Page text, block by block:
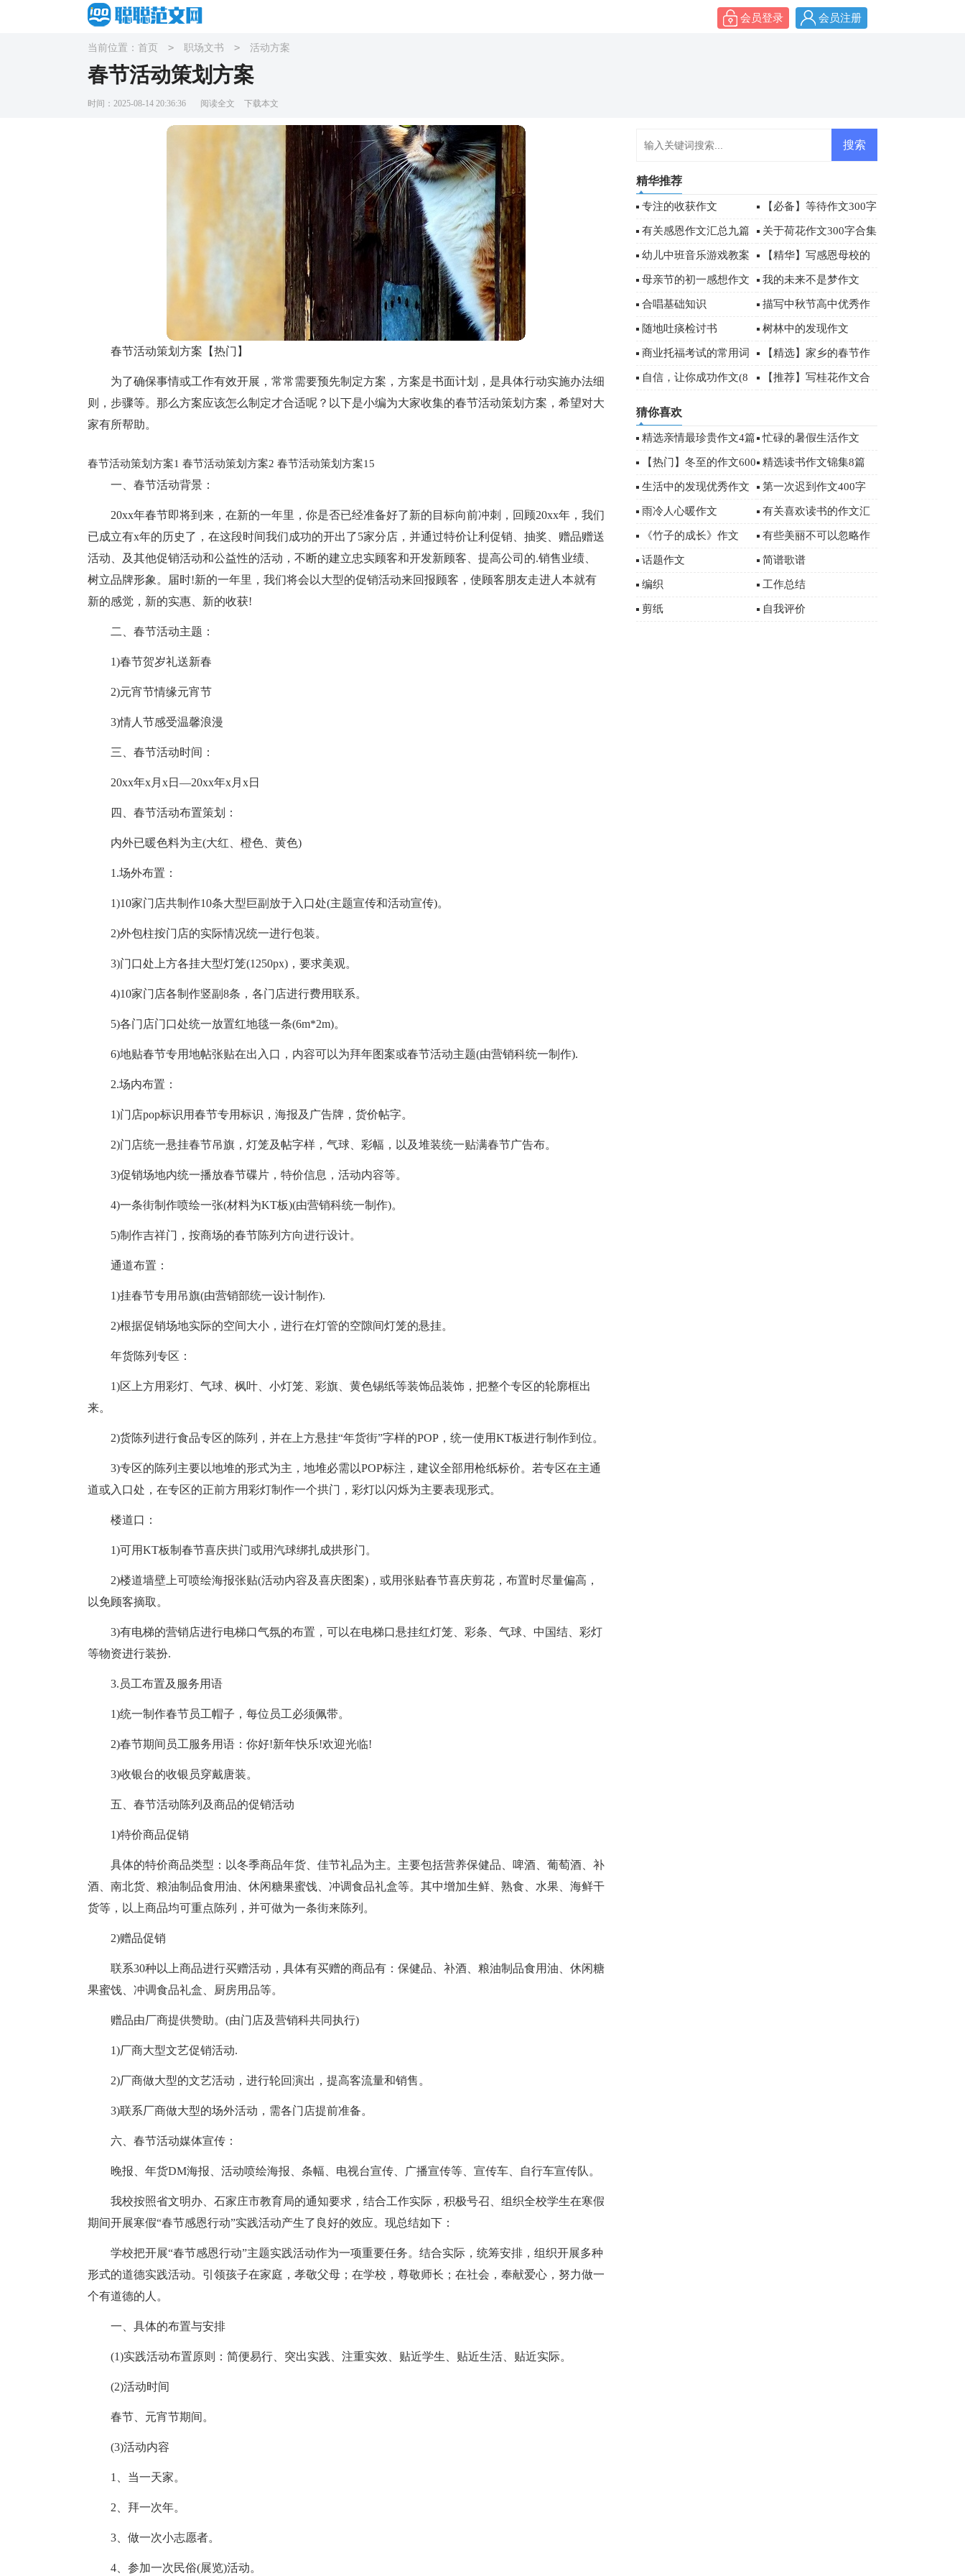
会员登录 会员注册
当前位置： 首页 > 职场文书 > 活动方案
春节活动策划方案
时间：2025-08-14 20:36:36 阅读全文 下载本文
春节活动策划方案【热门】
为了确保事情或工作有效开展，常常需要预先制定方案，方案是书面计划，是具体行动实施办法细
则，步骤等。那么方案应该怎么制定才合适呢？以下是小编为大家收集的春节活动策划方案，希望对大
家有所帮助。
春节活动策划方案1
一、春节活动背景：
20xx年春节即将到来，在新的一年里，你是否已经准备好了新的目标向前冲刺，回顾20xx年，我们
已成立有x年的历史了，在这段时间我们成功的开出了5家分店，并通过特价让利促销、抽奖、赠品赠送
活动、及其他促销活动和公益性的活动，不断的建立忠实顾客和开发新顾客、提高公司的.销售业绩、
树立品牌形象。届时!新的一年里，我们将会以大型的促销活动来回报顾客，使顾客朋友走进人本就有
新的感觉，新的实惠、新的收获!
二、春节活动主题：
1)春节贺岁礼送新春
2)元宵节情缘元宵节
3)情人节感受温馨浪漫
三、春节活动时间：
20xx年x月x日—20xx年x月x日
四、春节活动布置策划：
内外已暖色料为主(大红、橙色、黄色)
1.场外布置：
1)10家门店共制作10条大型巨副放于入口处(主题宣传和活动宣传)。
2)外包柱按门店的实际情况统一进行包装。
3)门口处上方各挂大型灯笼(1250px)，要求美观。
4)10家门店各制作竖副8条，各门店进行费用联系。
5)各门店门口处统一放置红地毯一条(6m*2m)。
6)地贴春节专用地帖张贴在出入口，内容可以为拜年图案或春节活动主题(由营销科统一制作).
2.场内布置：
1)门店pop标识用春节专用标识，海报及广告牌，货价帖字。
2)门店统一悬挂春节吊旗，灯笼及帖字样，气球、彩幅，以及堆装统一贴满春节广告布。
3)促销场地内统一播放春节碟片，特价信息，活动内容等。
4)一条街制作喷绘一张(材料为KT板)(由营销科统一制作)。
5)制作吉祥门，按商场的春节陈列方向进行设计。
通道布置：
1)挂春节专用吊旗(由营销部统一设计制作).
2)根据促销场地实际的空间大小，进行在灯管的空隙间灯笼的悬挂。
年货陈列专区：
1)区上方用彩灯、气球、枫叶、小灯笼、彩旗、黄色锡纸等装饰品装饰，把整个专区的轮廓框出
来。
2)货陈列进行食品专区的陈列，并在上方悬挂“年货街”字样的POP，统一使用KT板进行制作到位。
3)专区的陈列主要以地堆的形式为主，地堆必需以POP标注，建议全部用枪纸标价。若专区在主通
道或入口处，在专区的正前方用彩灯制作一个拱门，彩灯以闪烁为主要表现形式。
楼道口：
1)可用KT板制春节喜庆拱门或用汽球绑扎成拱形门。
2)楼道墙壁上可喷绘海报张贴(活动内容及喜庆图案)，或用张贴春节喜庆剪花，布置时尽量偏高，
以免顾客摘取。
3)有电梯的营销店进行电梯口气氛的布置，可以在电梯口悬挂红灯笼、彩条、气球、中国结、彩灯
等物资进行装扮.
3.员工布置及服务用语
1)统一制作春节员工帽子，每位员工必须佩带。
2)春节期间员工服务用语：你好!新年快乐!欢迎光临!
3)收银台的收银员穿戴唐装。
五、春节活动陈列及商品的促销活动
1)特价商品促销
具体的特价商品类型：以冬季商品年货、佳节礼品为主。主要包括营养保健品、啤酒、葡萄酒、补
酒、南北货、粮油制品食用油、休闲糖果蜜饯、冲调食品礼盒等。其中增加生鲜、熟食、水果、海鲜干
货等，以上商品均可重点陈列，并可做为一条街来陈列。
2)赠品促销
联系30种以上商品进行买赠活动，具体有买赠的商品有：保健品、补酒、粮油制品食用油、休闲糖
果蜜饯、冲调食品礼盒、厨房用品等。
赠品由厂商提供赞助。(由门店及营销科共同执行)
1)厂商大型文艺促销活动.
2)厂商做大型的文艺活动，进行轮回演出，提高客流量和销售。
3)联系厂商做大型的场外活动，需各门店提前准备。
六、春节活动媒体宣传：
晚报、年货DM海报、活动喷绘海报、条幅、电视台宣传、广播宣传等、宣传车、自行车宣传队。
春节活动策划方案2
我校按照省文明办、石家庄市教育局的通知要求，结合工作实际，积极号召、组织全校学生在寒假
期间开展寒假“春节感恩行动”实践活动产生了良好的效应。现总结如下：
学校把开展“春节感恩行动”主题实践活动作为一项重要任务。结合实际，统筹安排，组织开展多种
形式的道德实践活动。引领孩子在家庭，孝敬父母；在学校，尊敬师长；在社会，奉献爱心，努力做一
个有道德的人。
一、具体的布置与安排
(1)实践活动布置原则：简便易行、突出实践、注重实效、贴近学生、贴近生活、贴近实际。
(2)活动时间
春节、元宵节期间。
(3)活动内容
1、当一天家。
2、拜一次年。
3、做一次小志愿者。
4、参加一次民俗(展览)活动。
春节活动策划方案15
精华推荐
专注的收获作文 【必备】等待作文300字
4篇
有关感恩作文汇总九篇 关于荷花作文300字合集
九篇
幼儿中班音乐游戏教案 【精华】写感恩母校的
作文500字汇总五篇
母亲节的初一感想作文
（精选30篇）
我的未来不是梦作文
【热】
合唱基础知识 描写中秋节高中优秀作
文3篇
随地吐痰检讨书 树林中的发现作文
商业托福考试的常用词
汇
【精选】家乡的春节作
文500字八篇
自信，让你成功作文(8 【推荐】写桂花作文合
猜你喜欢
精选亲情最珍贵作文4篇 忙碌的暑假生活作文
【热门】冬至的作文600
字汇编5篇
精选读书作文锦集8篇
生活中的发现优秀作文 第一次迟到作文400字
雨冷人心暖作文 有关喜欢读书的作文汇
总九篇
《竹子的成长》作文 有些美丽不可以忽略作
文
话题作文 简谱歌谱
编织 工作总结
剪纸 自我评价